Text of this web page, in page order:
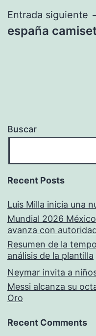
entradas
Entrada siguiente
españa
Buscar
Recent Posts
Luis Milla inicia una
Mundial 2026
avanza con
Resumen de la
análisis de la plantilla
Neymar invita a
Messi alcanza su
Oro
Recent Comments